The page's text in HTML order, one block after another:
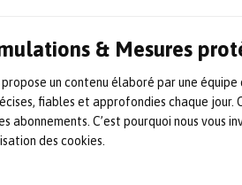
& Mesures
un contenu élaboré par une
fiables et approfondies chaque
abonnements. C’est pourquoi nous vous
des cookies.
et techniques et des
industrielles
avec les experts
des bonnes pratiques